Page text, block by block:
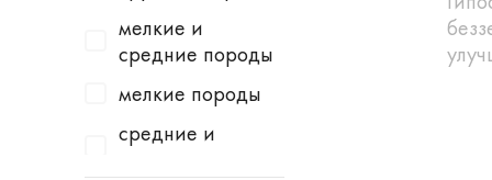
Homefish
водоросли
говядина
говядина /
мелкие и
средние породы
мелкие породы
средние и